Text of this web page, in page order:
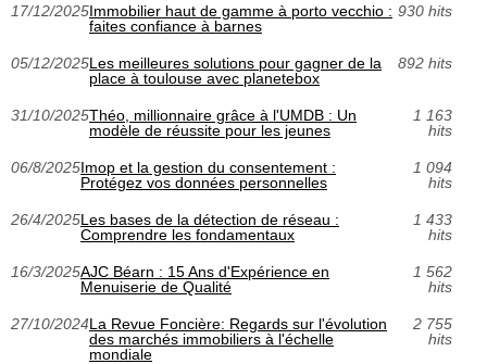
17/12/2025Immobilier haut de gamme à porto vecchio :
faites confiance à barnes
930 hits
05/12/2025Les meilleures solutions pour gagner de la
place à toulouse avec planetebox
892 hits
31/10/2025Théo, millionnaire grâce à l'UMDB : Un
modèle de réussite pour les jeunes
1 163
hits
06/8/2025Imop et la gestion du consentement :
Protégez vos données personnelles
1 094
hits
26/4/2025Les bases de la détection de réseau :
Comprendre les fondamentaux
1 433
hits
16/3/2025AJC Béarn : 15 Ans d'Expérience en
Menuiserie de Qualité
1 562
hits
27/10/2024La Revue Foncière: Regards sur l'évolution
des marchés immobiliers à l'échelle
mondiale
2 755
hits